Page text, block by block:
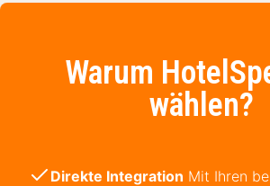
Warum
wählen?
Direkte Integration Mit Ihren